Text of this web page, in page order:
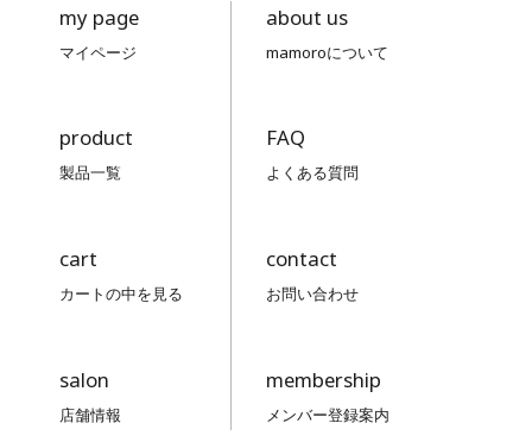
my page
マイページ
product
製品一覧
cart
カートの中を見る
salon
店舗情報
about us
mamoroについて
FAQ
よくある質問
contact
お問い合わせ
membership
メンバー登録案内